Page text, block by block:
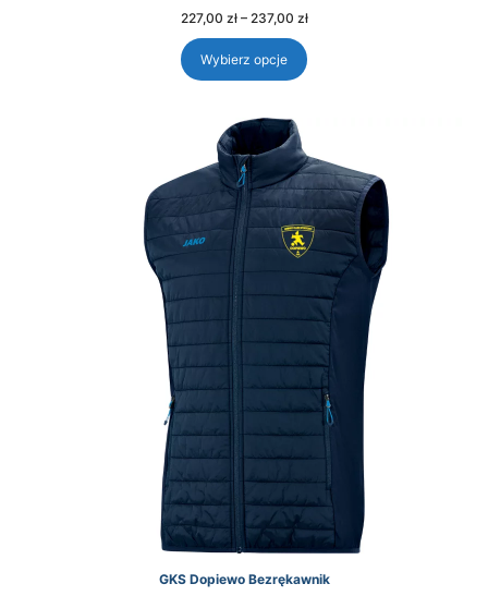
227,00 zł – 237,00 złZakres
227,00 zł
do
Wybierz opcje
GKS Dopiewo Bezrękawnik